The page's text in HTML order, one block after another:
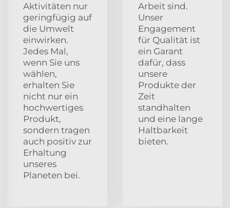
Aktivitäten nur
geringfügig auf
die Umwelt
einwirken.
Jedes Mal,
wenn Sie uns
wählen,
erhalten Sie
nicht nur ein
hochwertiges
Produkt,
sondern tragen
auch positiv zur
Erhaltung
unseres
Planeten bei.
Arbeit sind.
Unser
Engagement
für Qualität ist
ein Garant
dafür, dass
unsere
Produkte der
Zeit
standhalten
und eine lange
Haltbarkeit
bieten.